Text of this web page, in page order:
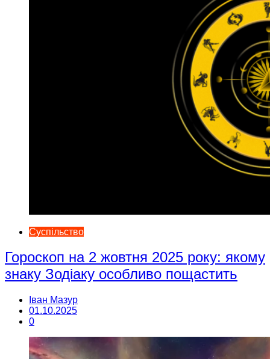
Суспільство
Гороскоп на 2 жовтня 2025 року: якому
знаку Зодіаку особливо пощастить
Іван Мазур
01.10.2025
0